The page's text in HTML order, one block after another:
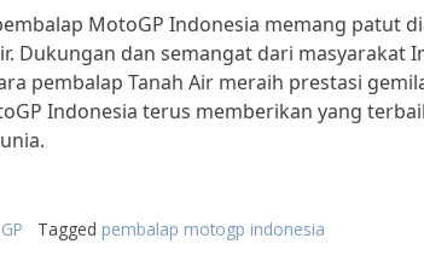
MotoGP Indonesia memang patut
Dukungan dan semangat dari
pembalap Tanah Air meraih prestasi
Indonesia terus memberikan yang
Tagged pembalap motogp indonesia